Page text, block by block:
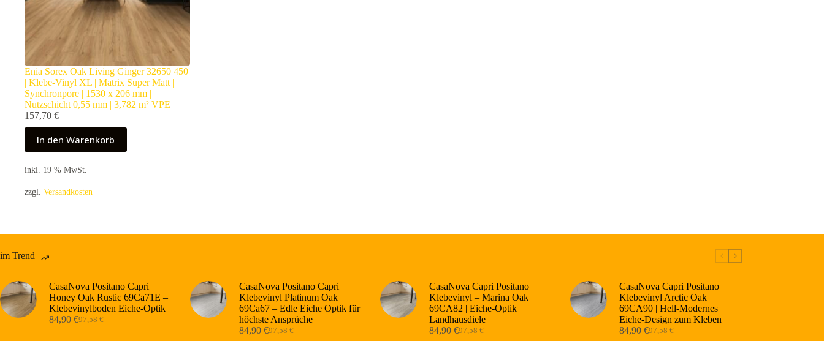
Enia Sorex Oak Living Ginger 32650 450
| Klebe-Vinyl XL | Matrix Super Matt |
Synchronpore | 1530 x 206 mm |
Nutzschicht 0,55 mm | 3,782 m² VPE
157,70 €
In den Warenkorb
inkl. 19 % MwSt.
zzgl. Versandkosten
im Trend
CasaNova Positano Capri
Honey Oak Rustic 69Ca71E –
Klebevinylboden Eiche-Optik
97,58€
Ursprünglicher
84,90 €Aktueller
CasaNova Positano Capri
Klebevinyl Platinum Oak
69Ca67 – Edle Eiche Optik für
höchste Ansprüche
97,58€
Ursprünglicher
84,90 €Aktueller
CasaNova Capri Positano
Klebevinyl – Marina Oak
69CA82 | Eiche-Optik
Landhausdiele
97,58€
Ursprünglicher
84,90 €Aktueller
CasaNova Capri Positano
Klebevinyl Arctic Oak
69CA90 | Hell-Modernes
Eiche-Design zum Kleben
97,58€
Ursprünglicher
84,90 €Aktueller